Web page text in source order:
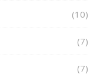
(10)
(7)
(7)